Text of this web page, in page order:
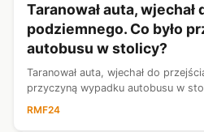
Taranował auta, wjechał
podziemnego. Co było
autobusu w stolicy?
Taranował auta, wjechał do
przyczyną wypadku autobusu w
RMF24